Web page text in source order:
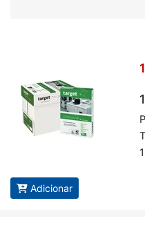
Adicionar